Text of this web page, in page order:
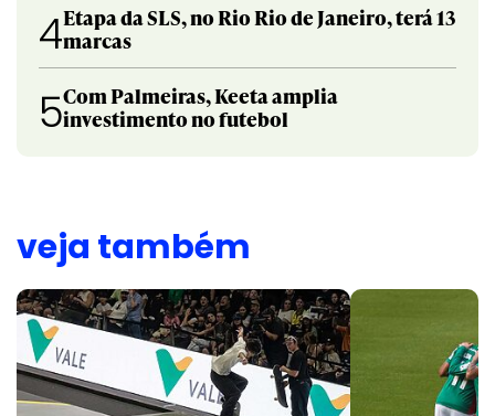
4Etapa da SLS, no Rio Rio de Janeiro, terá 13
marcas
5Com Palmeiras, Keeta amplia
investimento no futebol
veja também